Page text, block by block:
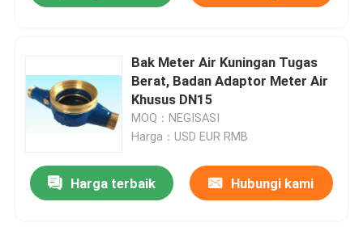
Bak Meter Air Kuningan Tugas
Berat, Badan Adaptor Meter Air
Khusus DN15
MOQ：NEGISASI
Harga：USD EUR RMB
Harga terbaik Hubungi kami